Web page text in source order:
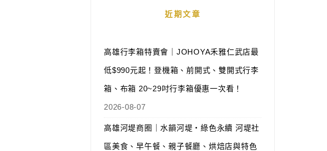
近期文章
高雄行李箱特賣會｜JOHOYA禾雅仁武店最
低$990元起！登機箱、前開式、雙開式行李
箱、布箱 20~29吋行李箱優惠一次看！
2026-08-07
高雄河堤商圈｜水韻河堤‧綠色永續 河堤社
區美食、早午餐、親子餐廳、烘焙店與特色